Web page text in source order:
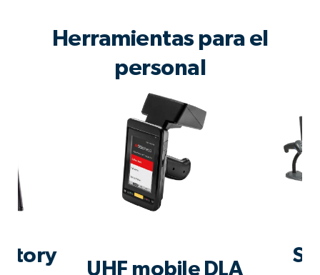
Herramientas para el
personal
UHF mobile DLA